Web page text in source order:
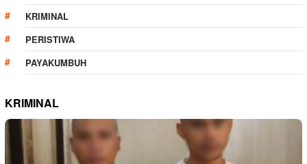
KRIMINAL
PERISTIWA
PAYAKUMBUH
KRIMINAL